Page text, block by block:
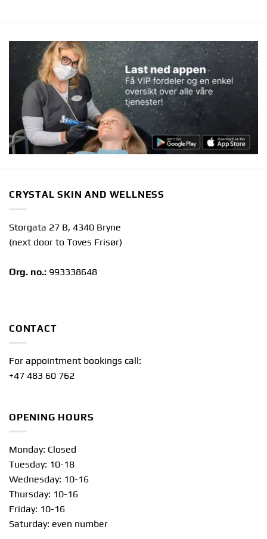
CRYSTAL SKIN AND WELLNESS
Storgata 27 B, 4340 Bryne
(next door to Toves Frisør)
Org. no.: 993338648
CONTACT
For appointment bookings call:
+47 483 60 762
OPENING HOURS
Monday: Closed
Tuesday: 10-18
Wednesday: 10-16
Thursday: 10-16
Friday: 10-16
Saturday: even number